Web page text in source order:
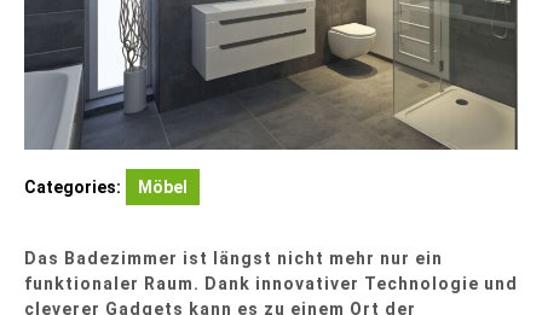
Categories: Möbel
Das Badezimmer ist längst nicht mehr nur ein
funktionaler Raum. Dank innovativer Technologie und
cleverer Gadgets kann es zu einem Ort der